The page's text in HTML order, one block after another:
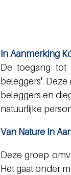
In Aanmerking
De toegang tot
beleggers'.
beleggers en
natuurlijke
Van Nature In
Deze groep
Het gaat onder